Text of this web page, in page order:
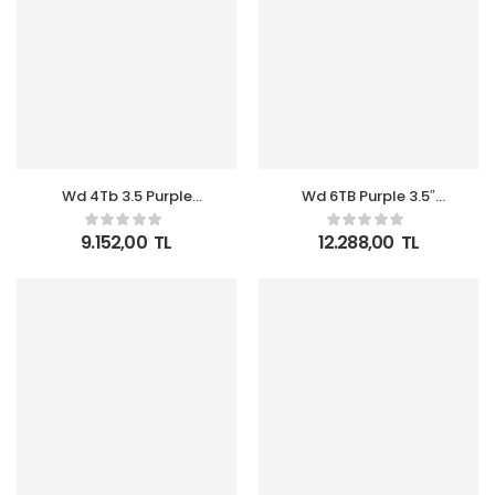
Wd 4Tb 3.5 Purple
WD43PURZ Sata3
5400RPM 64MB 7-24
Guvenlık Harddisk
9.152,00 TL
Wd 6TB Purple 3.5″
256MB Sata 6GB-s 7-24
WD64PURZ Güvenlik
Disk (Resmi Distribitör
12.288,00 TL